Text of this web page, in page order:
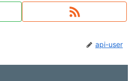
api-user